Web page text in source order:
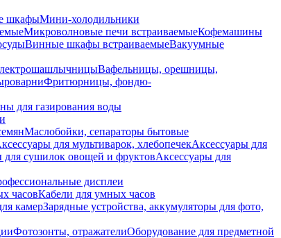
шкафыМини-холодильники
Микроволновые печи встраиваемыеКофемашины
Винные шкафы встраиваемыеВакуумные
Вафельницы, орешницы,
Фритюрницы, фондю-
для газирования воды
Маслобойки, сепараторы бытовые
для мультиварок, хлебопечекАксессуары для
для сушилок овощей и фруктовАксессуары для
дисплеи
часовКабели для умных часов
камерЗарядные устройства, аккумуляторы для фото,
Фотозонты, отражателиОборудование для предметной